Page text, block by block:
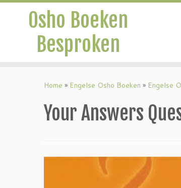
Osho Boeken
Besproken
Home » Engelse Osho Boeken » Engelse
Your Answers